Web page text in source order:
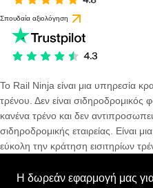
Σπουδαία αξιολόγηση
Το Rail Ninja είναι μια υπηρεσία
τρένου. Δεν είναι σιδηροδρομικός
κανένα τρένο και δεν
σιδηροδρομικής εταιρείας. Είναι
εύκολη την κράτηση εισιτηρίων
Η δωρεάν εφαρμογή μας